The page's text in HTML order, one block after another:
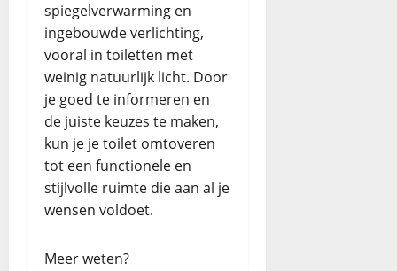
spiegelverwarming en
ingebouwde verlichting,
vooral in toiletten met
weinig natuurlijk licht. Door
je goed te informeren en
de juiste keuzes te maken,
kun je je toilet omtoveren
tot een functionele en
stijlvolle ruimte die aan al je
wensen voldoet.
Meer weten?